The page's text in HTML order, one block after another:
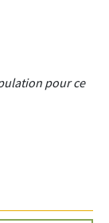
pour ce